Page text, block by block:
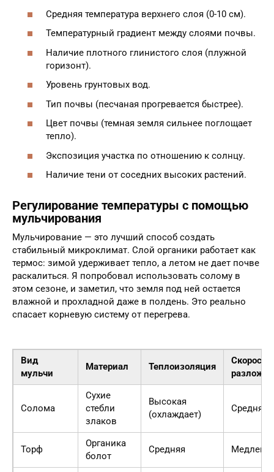
Средняя температура верхнего слоя (0-10 см).
Температурный градиент между слоями почвы.
Наличие плотного глинистого слоя (плужной
горизонт).
Уровень грунтовых вод.
Тип почвы (песчаная прогревается быстрее).
Цвет почвы (темная земля сильнее поглощает
тепло).
Экспозиция участка по отношению к солнцу.
Наличие тени от соседних высоких растений.
Регулирование температуры с помощью
мульчирования
Мульчирование — это лучший способ создать
стабильный микроклимат. Слой органики работает как
термос: зимой удерживает тепло, а летом не дает почве
раскалиться. Я попробовал использовать солому в
этом сезоне, и заметил, что земля под ней остается
влажной и прохладной даже в полдень. Это реально
спасает корневую систему от перегрева.
Вид
мульчи
Материал Теплоизоляция
Скорость
Солома
Сухие
стебли
злаков
Высокая
(охлаждает)
Средняя
Торф
Органика
болот
Средняя